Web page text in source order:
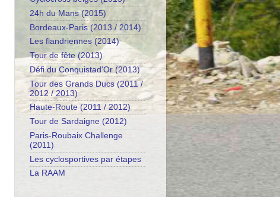
24h du Mans (2015)
Bordeaux-Paris (2013 / 2014)
Les flandriennes (2014)
Tour de fête (2013)
Défi du Conquistad'Or (2013)
Tour des Grands Ducs (2011 /
2012 / 2013)
Haute-Route (2011 / 2012)
Tour de Sardaigne (2012)
Paris-Roubaix Challenge
(2011)
Les cyclosportives par étapes
La RAAM